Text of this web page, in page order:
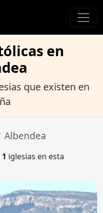
en
que existen en
Albendea
1 iglesias en esta